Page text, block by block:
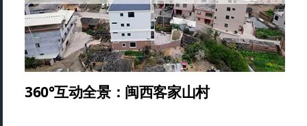
360°互动全景：闽西客家山村